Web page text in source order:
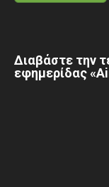
Διαβάστε την
εφημερίδας